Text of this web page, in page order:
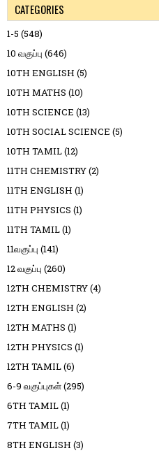
CATEGORIES
1-5 (548)
10 வகுப்பு (646)
10TH ENGLISH (5)
10TH MATHS (10)
10TH SCIENCE (13)
10TH SOCIAL SCIENCE (5)
10TH TAMIL(12)
11TH CHEMISTRY(2)
11TH ENGLISH (1)
11TH PHYSICS (1)
11TH TAMIL(1)
11வகுப்பு (141)
12 வகுப்பு (260)
12TH CHEMISTRY(4)
12TH ENGLISH (2)
12TH MATHS (1)
12TH PHYSICS (1)
12TH TAMIL(6)
6-9 வகுப்புகள்(295)
6TH TAMIL(1)
7TH TAMIL(1)
8TH ENGLISH (3)